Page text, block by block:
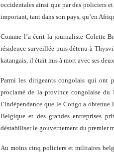
occidentales ainsi que par des policiers
important, tant dans son pays, qu’en
Comme l’a écrit la journaliste Colette
résidence surveillée puis détenu à
katangais, il était mis à mort avec ses
Parmi les dirigeants congolais qui ont
proclamé de la province congolaise
l’indépendance que le Congo a
Belgique et des grandes entreprises
déstabiliser le gouvernement du premier
Au moins cinq policiers et militaires